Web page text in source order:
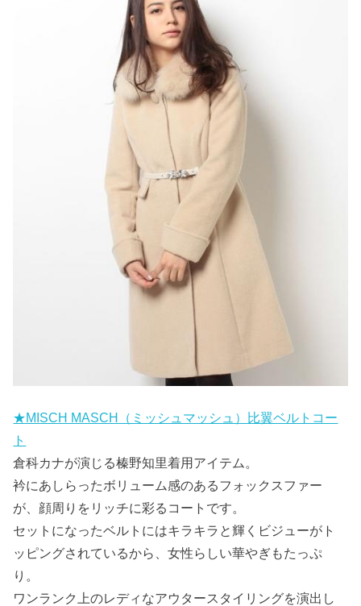
★MISCH MASCH（ミッシュマッシュ）比翼ベルトコー
ト
倉科カナが演じる榛野知里着用アイテム。
衿にあしらったボリューム感のあるフォックスファー
が、顔周りをリッチに彩るコートです。
セットになったベルトにはキラキラと輝くビジューがト
ッピングされているから、女性らしい華やぎもたっぷ
り。
ワンランク上のレディなアウタースタイリングを演出し